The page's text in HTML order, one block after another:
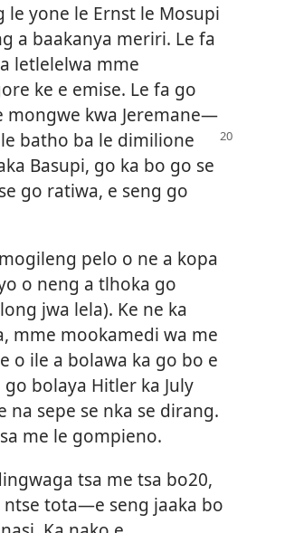
yone le Ernst le Mosupi
a baakanya meriri. Le fa
letlelelwa mme
ke e emise. Le fa go
mongwe kwa Jeremane—
batho ba le dimilione
Basupi, go ka bo go se
go ratiwa, e seng go
pelo o ne a kopa
o neng a tlhoka go
jwa lela). Ke ne ka
mme mookamedi wa me
o ile a bolawa ka go bo e
bolaya Hitler ka July
na sepe se nka se dirang.
me le gompieno.
tsa me tsa bo20,
tota—e seng jaaka bo